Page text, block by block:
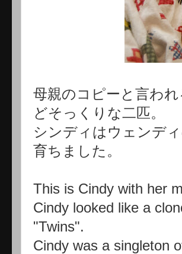
母親のコピーと言わ
どそっくりな二匹。
シンディはウェンデ
育ちました。
This is Cindy with her
Cindy looked like a
"Twins".
Cindy was a singleton